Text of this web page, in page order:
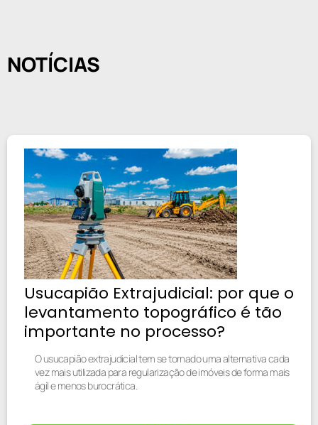
NOTÍCIAS
Usucapião Extrajudicial: por que o
levantamento topográfico é tão
importante no processo?
O usucapião extrajudicial tem se tornado uma alternativa cada
vez mais utilizada para regularização de imóveis de forma mais
ágil e menos burocrática.